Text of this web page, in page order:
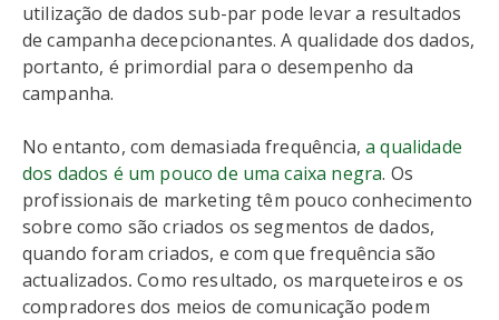
utilização de dados sub-par pode levar a resultados
de campanha decepcionantes. A qualidade dos dados,
portanto, é primordial para o desempenho da
campanha.
No entanto, com demasiada frequência,a qualidade
dos dados é um pouco de uma caixa negra. Os
profissionais de marketing têm pouco conhecimento
sobre como são criados os segmentos de dados,
quando foram criados, e com que frequência são
actualizados. Como resultado, os marqueteiros e os
compradores dos meios de comunicação podem